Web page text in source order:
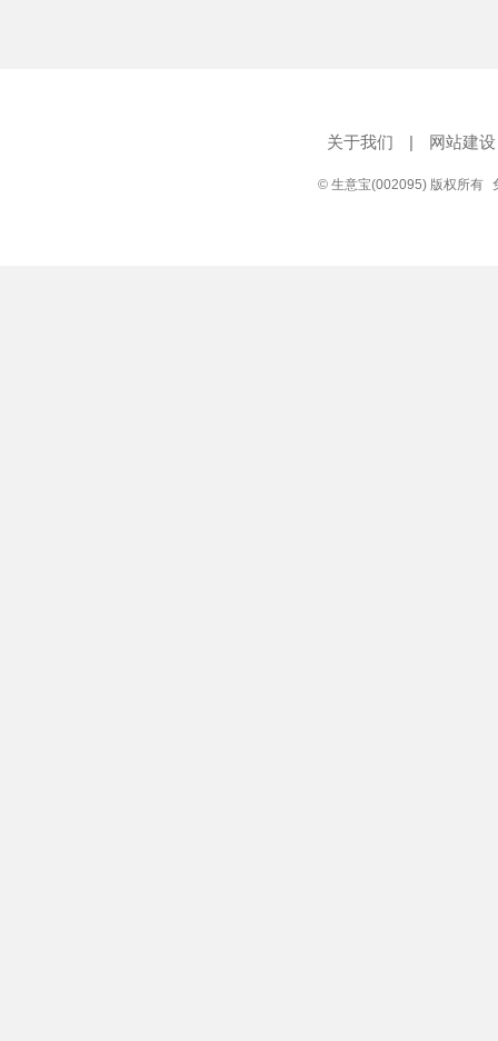
关于我们 | 网站建设
© 生意宝(002095) 版权所有